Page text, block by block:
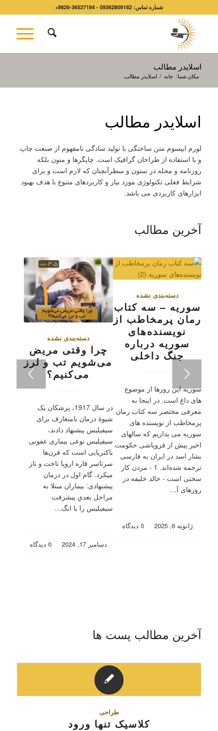
شماره تماس: 09362809182 - 36527194-9826+
اسلایدر مطالب
مکان شما: خانه / اسلایدر مطالب
اسلایدر مطالب
لورم ایپسوم متن ساختگی با تولید سادگی نامفهوم از صنعت چاپ
و با استفاده از طراحان گرافیک است. چاپگرها و متون بلکه
روزنامه و مجله در ستون و سطرآنچنان که لازم است و برای
شرایط فعلی تکنولوژی مورد نیاز و کاربردهای متنوع با هدف بهبود
ابزارهای کاربردی می باشد.
آخرین مطالب
دسته‌بندی نشده
سوریه – سه کتاب
رمان پرمخاطب از
نویسنده‌های
سوریه درباره
جنگ داخلی
سوریه این روزها از موضوع
های داغ است. در اینجا به
معرفی مختصر سه کتاب رمان
پرمخاطب از نویسنده های
سوریه می پدازیم که سالهای
اخیر پیش از فروپاشی حکومت
بشار اسد در ایران به فارسی
ترجمه شده‌اند. 1 - مردن کار
سختی است - خالد خلیفه‏‫ در
روزهای آ…
ژانویه 6, 2025
/ 0 دیدگاه
دسته‌بندی نشده
چرا وقتی مریض
می‌شویم تب و لرز
می‌کنیم؟
در سال 1917، پزشکان یک
شیوۀ درمان نامتعارف برای
سيفيليس پیشنهاد دادند،
سيفيليس نوعی بیماری عفونی
باکتریایی است که قرن‌ها
سرتاسر قاره اروپا تاخت و تاز
میکرد. گام اول در درمان
پیشنهادی: بیماران مبتلا به
مراحل بعدیِ پیشرفت
سیفیلیس را با انگ…
دسامبر 17, 2024 0 دیدگاه
آخرین مطالب پست ها
طراحی
کلاسیک تنها ورود